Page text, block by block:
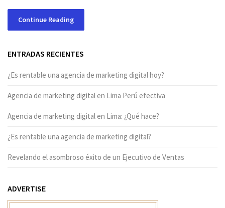
Continue Reading
ENTRADAS RECIENTES
¿Es rentable una agencia de marketing digital hoy?
Agencia de marketing digital en Lima Perú efectiva
Agencia de marketing digital en Lima: ¿Qué hace?
¿Es rentable una agencia de marketing digital?
Revelando el asombroso éxito de un Ejecutivo de Ventas
ADVERTISE